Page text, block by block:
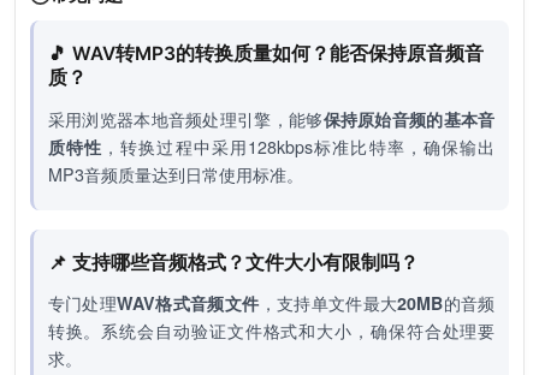
🎵 WAV转MP3的转换质量如何？能否保持原音频音
质？
采用浏览器本地音频处理引擎，能够保持原始音频的基本音
质特性 ，转换过程中采用128kbps标准比特率，确保输出
MP3音频质量达到日常使用标准。
📌 支持哪些音频格式？文件大小有限制吗？
专门处理WAV格式音频文件，支持单文件最大20MB的音频
转换。系统会自动验证文件格式和大小，确保符合处理要
求。